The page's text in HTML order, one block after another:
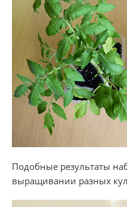
Подобные результаты
выращивании разных